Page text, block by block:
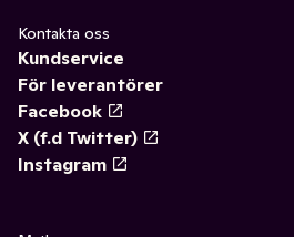
Kontakta oss
Kundservice
För leverantörer
Facebook
X (f.d Twitter)
Instagram